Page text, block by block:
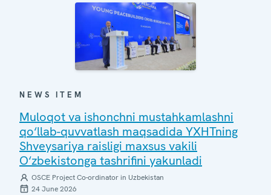
NEWS ITEM
Muloqot va ishonchni mustahkamlashni
qo‘llab-quvvatlash maqsadida YXHTning
Shveysariya raisligi maxsus vakili
O‘zbekistonga tashrifini yakunladi
OSCE Project Co-ordinator in Uzbekistan
24 June 2026